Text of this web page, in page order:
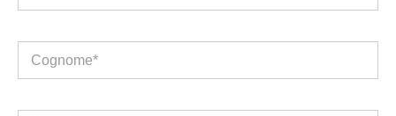
Cognome*